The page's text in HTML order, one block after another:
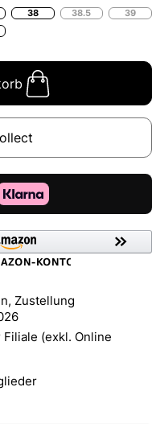
38 38.5
39
Zustellung
(exkl. Online